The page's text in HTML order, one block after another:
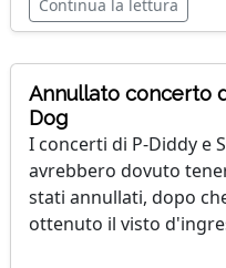
Continua la lettura
Annullato concerto
Dog
I concerti di P-Diddy e
avrebbero dovuto
stati annullati, dopo
ottenuto il visto